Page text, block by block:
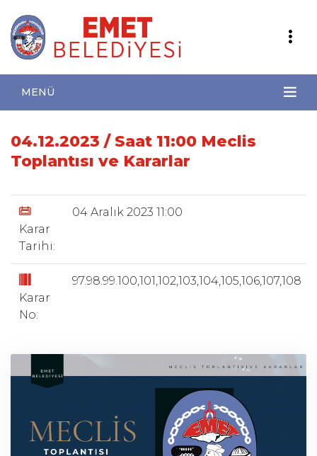
MENÜ
04.12.2023 / Saat 11:00 Meclis
Toplantısı ve Kararlar
Karar
Tarihi:
04 Aralık 2023 11:00
Karar
No:
97.98.99.100,101,102,103,104,105,106,107,108